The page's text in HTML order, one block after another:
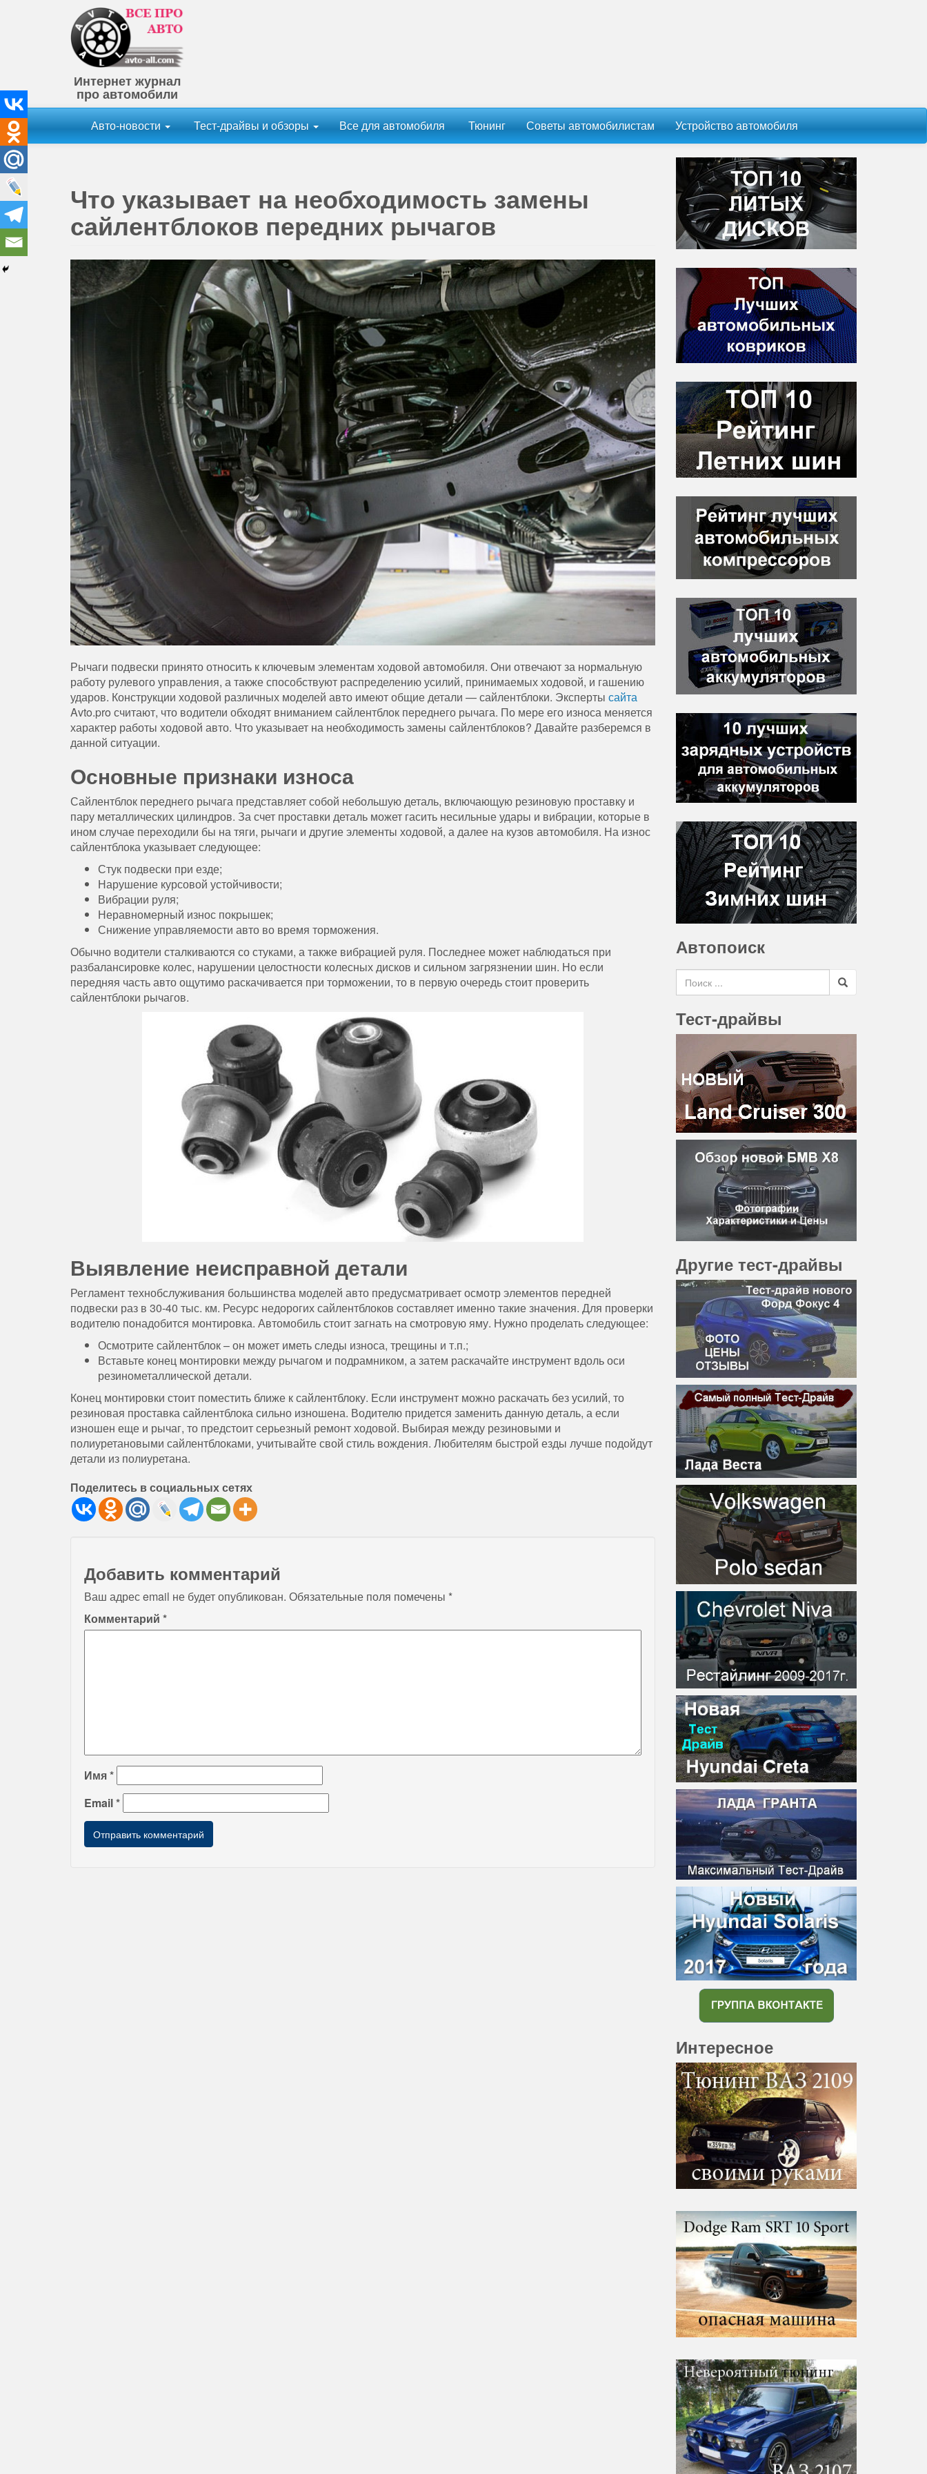
Интернет журнал
про автомобили
Авто-новости Тест-драйвы и обзоры Все для автомобиля Тюнинг Советы автомобилистам Устройство автомобиля
Что указывает на необходимость замены
сайлентблоков передних рычагов
Рычаги подвески принято относить к ключевым элементам ходовой автомобиля. Они отвечают за нормальную
работу рулевого управления, а также способствуют распределению усилий, принимаемых ходовой, и гашению
ударов. Конструкции ходовой различных моделей авто имеют общие детали — сайлентблоки. Эксперты сайта
Avto.pro считают, что водители обходят вниманием сайлентблок переднего рычага. По мере его износа меняется
характер работы ходовой авто. Что указывает на необходимость замены сайлентблоков? Давайте разберемся в
данной ситуации.
Основные признаки износа
Сайлентблок переднего рычага представляет собой небольшую деталь, включающую резиновую проставку и
пару металлических цилиндров. За счет проставки деталь может гасить несильные удары и вибрации, которые в
ином случае переходили бы на тяги, рычаги и другие элементы ходовой, а далее на кузов автомобиля. На износ
сайлентблока указывает следующее:
Стук подвески при езде;
Нарушение курсовой устойчивости;
Вибрации руля;
Неравномерный износ покрышек;
Снижение управляемости авто во время торможения.
Обычно водители сталкиваются со стуками, а также вибрацией руля. Последнее может наблюдаться при
разбалансировке колес, нарушении целостности колесных дисков и сильном загрязнении шин. Но если
передняя часть авто ощутимо раскачивается при торможении, то в первую очередь стоит проверить
сайлентблоки рычагов.
Выявление неисправной детали
Регламент технобслуживания большинства моделей авто предусматривает осмотр элементов передней
подвески раз в 30-40 тыс. км. Ресурс недорогих сайлентблоков составляет именно такие значения. Для проверки
водителю понадобится монтировка. Автомобиль стоит загнать на смотровую яму. Нужно проделать следующее:
Осмотрите сайлентблок – он может иметь следы износа, трещины и т.п.;
Вставьте конец монтировки между рычагом и подрамником, а затем раскачайте инструмент вдоль оси
резинометаллической детали.
Конец монтировки стоит поместить ближе к сайлентблоку. Если инструмент можно раскачать без усилий, то
резиновая проставка сайлентблока сильно изношена. Водителю придется заменить данную деталь, а если
изношен еще и рычаг, то предстоит серьезный ремонт ходовой. Выбирая между резиновыми и
полиуретановыми сайлентблоками, учитывайте свой стиль вождения. Любителям быстрой езды лучше подойдут
детали из полиуретана.
Поделитесь в социальных сетях
Добавить комментарий
Ваш адрес email не будет опубликован. Обязательные поля помечены *
Комментарий *
Имя*
Email*
Автопоиск
Search for
Тест-драйвы
Другие тест-драйвы
Интересное